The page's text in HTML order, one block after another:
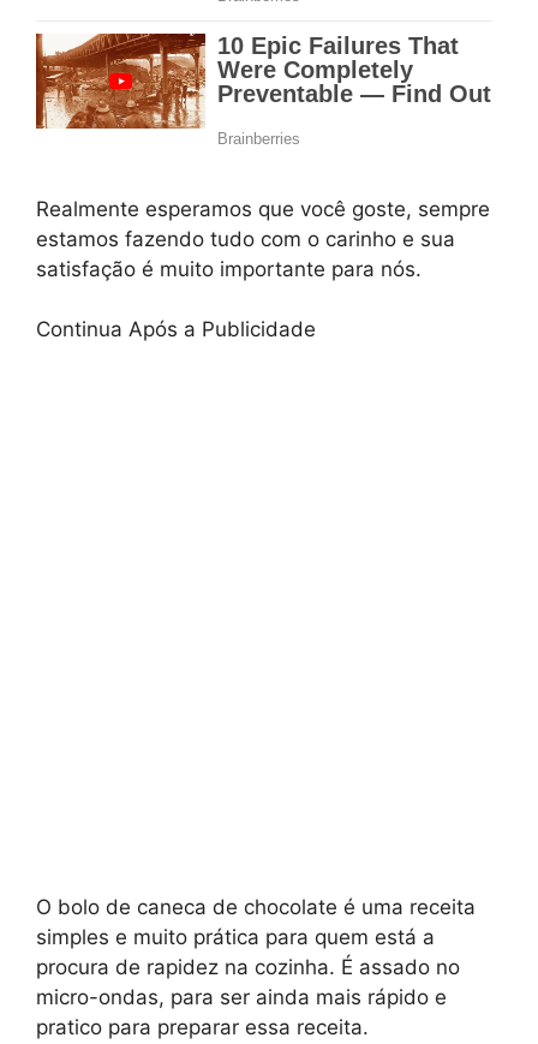
Realmente esperamos que você goste, sempre
estamos fazendo tudo com o carinho e sua
satisfação é muito importante para nós.
Continua Após a Publicidade
O bolo de caneca de chocolate é uma receita
simples e muito prática para quem está a
procura de rapidez na cozinha. É assado no
micro-ondas, para ser ainda mais rápido e
pratico para preparar essa receita.